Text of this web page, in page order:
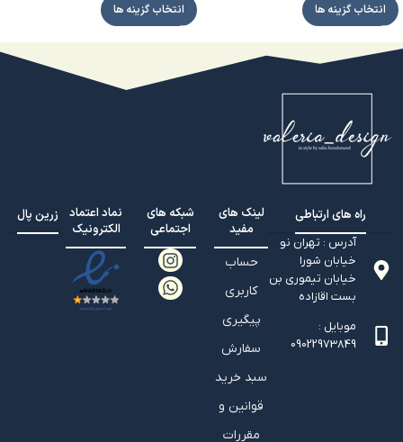
انتخاب گزینه ها انتخاب گزینه ها
راه های ارتباطی
آدرس : تهران نو
خیابان شورا
خیابان تيموري بن
بست اقازاده
موبایل :
09022973849
لینک های
مفید
حساب
کاربری
پیگیری
سفارش
سبد خرید
قوانین و
مقررات
شبکه های
اجتماعی
نماد اعتماد
الکترونیک
زرین پال